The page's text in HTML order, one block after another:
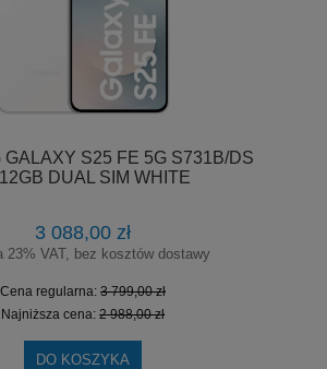
GALAXY S25 FE 5G S731B/DS
DUAL SIM WHITE
3 088,00 zł
23% VAT, bez kosztów dostawy
Cena regularna: 3 799,00 zł
Najniższa cena: 2 988,00 zł
DO KOSZYKA